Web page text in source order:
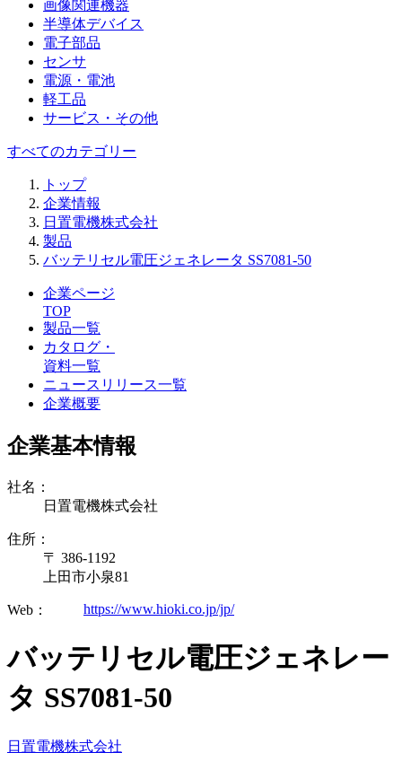
画像関連機器
半導体デバイス
電子部品
センサ
電源・電池
軽工品
サービス・その他
すべてのカテゴリー
トップ
企業情報
日置電機株式会社
製品
バッテリセル電圧ジェネレータ SS7081-50
企業ページ
TOP
製品一覧
カタログ・
資料一覧
ニュースリリース一覧
企業概要
企業基本情報
社名：
日置電機株式会社
住所：
〒 386-1192
上田市小泉81
Web： https://www.hioki.co.jp/jp/
バッテリセル電圧ジェネレー
タ SS7081-50
日置電機株式会社